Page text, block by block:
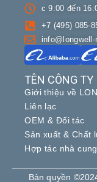
TÊN CÔNG TY
Giới thiệu về
Liên lạc
OEM & Đối tác
Sản xuất & Chất
Hợp tác nhà
с 9:00 đến
+7 (495) 085-
Bản quyền